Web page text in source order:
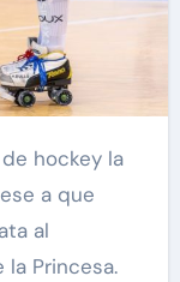
a que
al
Princesa.